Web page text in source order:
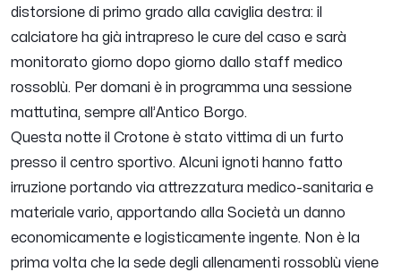
distorsione di primo grado alla caviglia destra: il
calciatore ha già intrapreso le cure del caso e sarà
monitorato giorno dopo giorno dallo staff medico
rossoblù. Per domani è in programma una sessione
mattutina, sempre all’Antico Borgo.
Questa notte il Crotone è stato vittima di un furto
presso il centro sportivo. Alcuni ignoti hanno fatto
irruzione portando via attrezzatura medico-sanitaria e
materiale vario, apportando alla Società un danno
economicamente e logisticamente ingente. Non è la
prima volta che la sede degli allenamenti rossoblù viene